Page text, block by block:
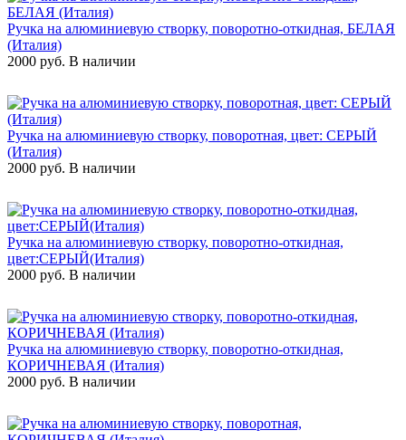
Ручка на алюминиевую створку, поворотно-откидная, БЕЛАЯ
(Италия)
2000 руб. В наличии
Ручка на алюминиевую створку, поворотная, цвет: СЕРЫЙ
(Италия)
2000 руб. В наличии
Ручка на алюминиевую створку, поворотно-откидная,
цвет:СЕРЫЙ(Италия)
2000 руб. В наличии
Ручка на алюминиевую створку, поворотно-откидная,
КОРИЧНЕВАЯ (Италия)
2000 руб. В наличии